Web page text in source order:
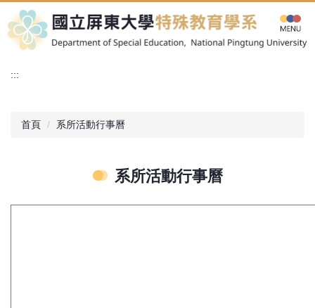
到
主
:::
首頁 系所活動行事曆
系所活動行事曆